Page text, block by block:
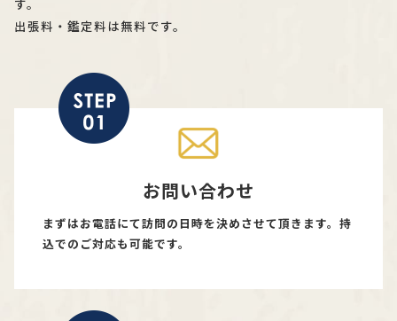
出張料・鑑定料は無料です。
お問い合わせ
まずはお電話にて訪問の日時を決めさせて頂きます。持
込でのご対応も可能です。